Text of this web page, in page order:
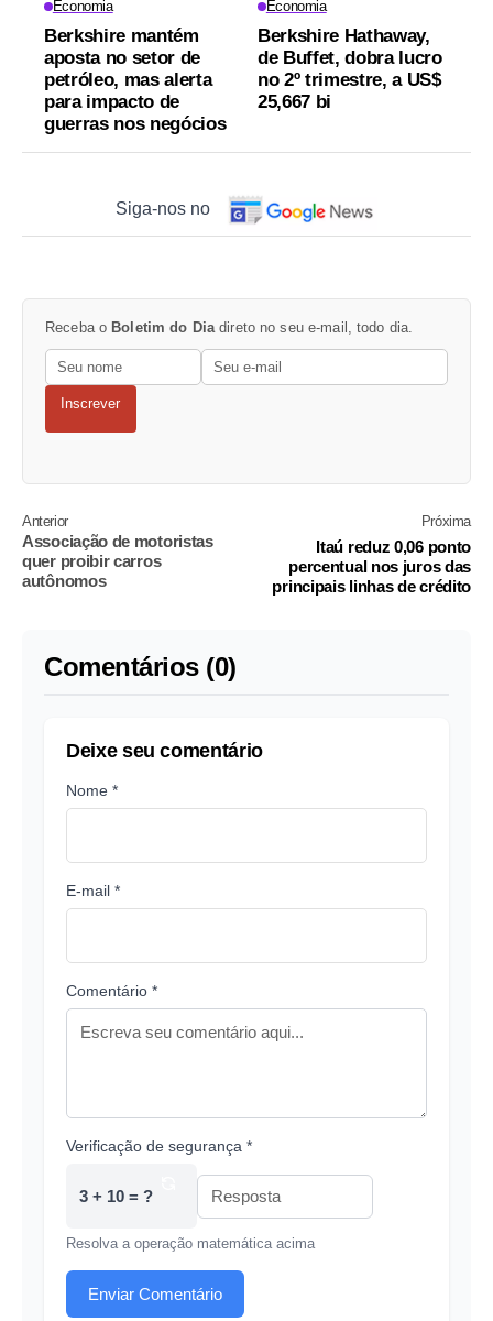
Economia
Berkshire mantém
aposta no setor de
petróleo, mas alerta
para impacto de
guerras nos negócios
Economia
Berkshire Hathaway,
de Buffet, dobra lucro
no 2º trimestre, a US$
25,667 bi
Siga-nos no
Receba o Boletim do Dia direto no seu e-mail, todo dia.
Inscrever
Anterior
Associação de motoristas
quer proibir carros
autônomos
Próxima
Itaú reduz 0,06 ponto
percentual nos juros das
principais linhas de crédito
Comentários (0)
Deixe seu comentário
Nome *
E-mail *
Comentário *
Verificação de segurança *
3 + 10 = ?
Resolva a operação matemática acima
Enviar Comentário